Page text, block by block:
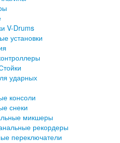
V-Drums
установки
ударных
консоли
снеки
микшеры
рекордеры
переключатели